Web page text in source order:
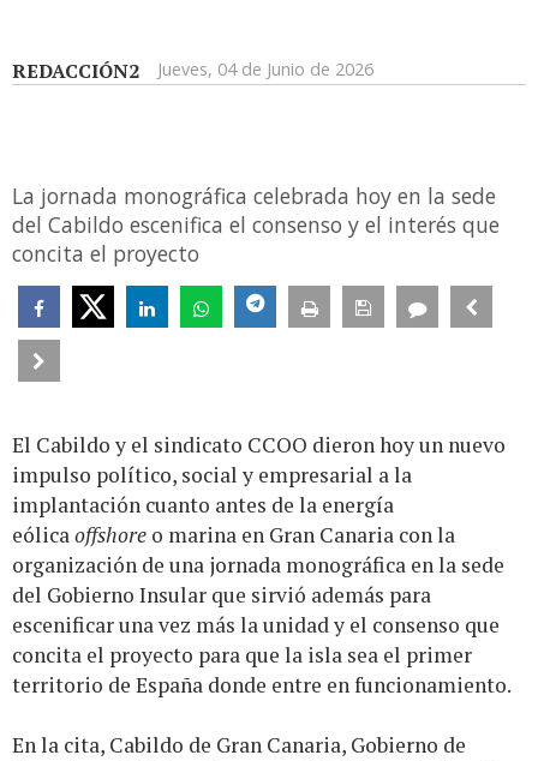
REDACCIÓN2 Jueves, 04 de Junio de 2026
La jornada monográfica celebrada hoy en la sede
del Cabildo escenifica el consenso y el interés que
concita el proyecto
El Cabildo y el sindicato CCOO dieron hoy un nuevo
impulso político, social y empresarial a la
implantación cuanto antes de la energía
eólicaoffshore o marina en Gran Canaria con la
organización de una jornada monográfica en la sede
del Gobierno Insular que sirvió además para
escenificar una vez más la unidad y el consenso que
concita el proyecto para que la isla sea el primer
territorio de España donde entre en funcionamiento.
En la cita, Cabildo de Gran Canaria, Gobierno de